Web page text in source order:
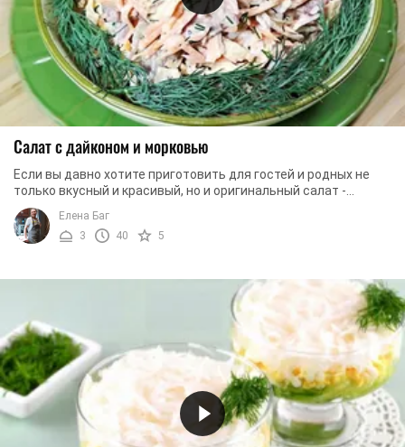
Салат с дайконом и морковью
Если вы давно хотите приготовить для гостей и родных не
только вкусный и красивый, но и оригинальный салат -
воспользуйтесь нашим рецептом. Ведь ...
Елена Баг
3
40 5